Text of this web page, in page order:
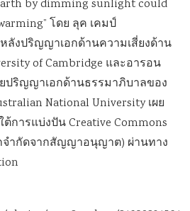
by dimming sunlight could
โดย ลุค เคมป์
ลังปริญญาเอกด้านความเสี่ยงด้าน
of Cambridge และอารอน
ปริญญาเอกด้านธรรมาภิบาลของ
National University เผย
การแบ่งปัน Creative Commons
จำกัดจากสัญญาอนุญาต) ผ่านทาง